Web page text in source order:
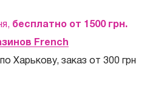
бесплатно от 1500 грн.
French
Харькову, заказ от 300 грн